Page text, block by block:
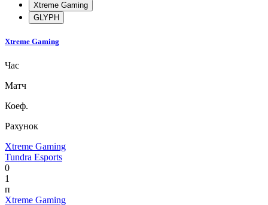
Xtreme Gaming
GLYPH
Xtreme Gaming
Час
Матч
Коеф.
Рахунок
Xtreme Gaming
Tundra Esports
0
1
п
Xtreme Gaming